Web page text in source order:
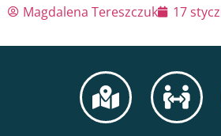
Magdalena Tereszczuk 17